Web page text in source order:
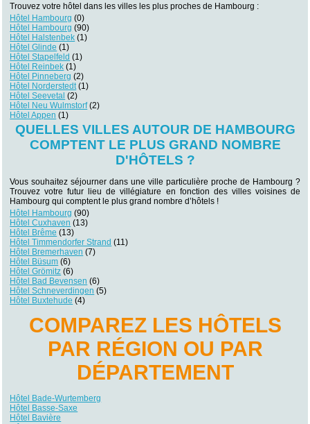
Trouvez votre hôtel dans les villes les plus proches de Hambourg :
Hôtel Hambourg (0)
Hôtel Hambourg (90)
Hôtel Halstenbek (1)
Hôtel Glinde (1)
Hôtel Stapelfeld (1)
Hôtel Reinbek (1)
Hôtel Pinneberg (2)
Hôtel Norderstedt(1)
Hôtel Seevetal (2)
Hôtel Neu Wulmstorf(2)
Hôtel Appen (1)
QUELLES VILLES AUTOUR DE HAMBOURG
COMPTENT LE PLUS GRAND NOMBRE
D'HÔTELS ?
Vous souhaitez séjourner dans une ville particulière proche de Hambourg ?
Trouvez votre futur lieu de villégiature en fonction des villes voisines de
Hambourg qui comptent le plus grand nombre d’hôtels !
Hôtel Hambourg (90)
Hôtel Cuxhaven (13)
Hôtel Brême (13)
Hôtel Timmendorfer Strand (11)
Hôtel Bremerhaven (7)
Hôtel Büsum (6)
Hôtel Grömitz (6)
Hôtel Bad Bevensen (6)
Hôtel Schneverdingen (5)
Hôtel Buxtehude (4)
COMPAREZ LES HÔTELS
PAR RÉGION OU PAR
DÉPARTEMENT
Hôtel Bade-Wurtemberg
Hôtel Basse-Saxe
Hôtel Bavière